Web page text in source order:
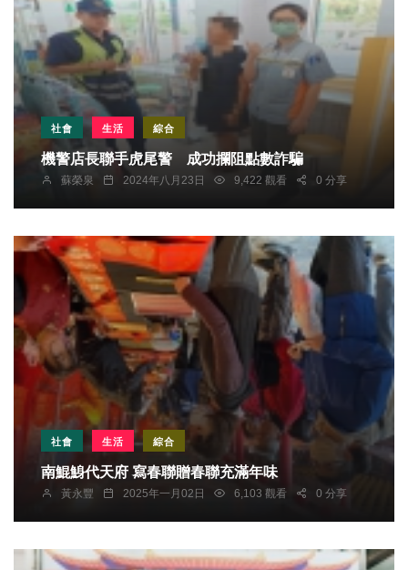
社會 生活 綜合
機警店長聯手虎尾警 成功攔阻點數詐騙
蘇榮泉 2024年八月23日 9,422 觀看 0 分享
社會 生活 綜合
南鯤鯓代天府 寫春聯贈春聯充滿年味
黃永豐 2025年一月02日 6,103 觀看 0 分享